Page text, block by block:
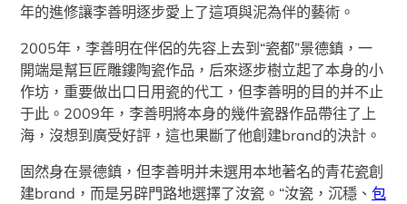
年的進修讓李善明逐步愛上了這項與泥為伴的藝術。
2005年，李善明在伴侶的先容上去到“瓷都”景德鎮，一
開端是幫巨匠雕鏤陶瓷作品，后來逐步樹立起了本身的小
作坊，重要做出口日用瓷的代工，但李善明的目的并不止
于此。2009年，李善明將本身的幾件瓷器作品帶往了上
海，沒想到廣受好評，這也果斷了他創建brand的決計。
固然身在景德鎮，但李善明并未選用本地著名的青花瓷創
建brand，而是另辟門路地選擇了汝瓷。“汝瓷，沉穩、包